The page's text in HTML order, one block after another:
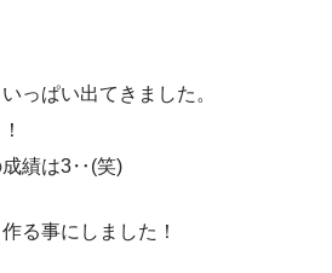
っぱい出てきました。
成績は3‥(笑)
る事にしました！